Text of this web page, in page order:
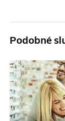
Podobné